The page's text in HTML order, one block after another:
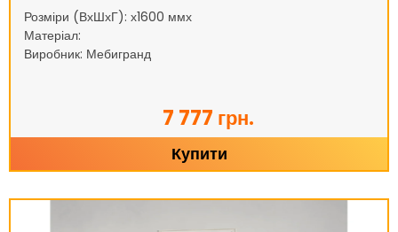
Розміри (ВхШхГ): х1600 ммх
Матеріал:
Виробник: Мебигранд
7 777 грн.
Купити